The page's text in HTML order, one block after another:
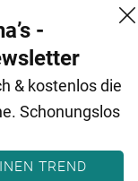
-
& kostenlos die
Schonungslos
TREND